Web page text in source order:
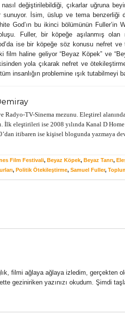
değiştirilebildiği, çıkarlar uğruna
sunuyor. İsim, üslup ve tema benzerliği
God’ın bu ikinci bölümünün Fuller’in
Fuller, bir köpeğe aşılanmış
ise bir köpeğe söz konusu nefret ve
film haline geliyor “Beyaz Köpek” ve
yola çıkarak nefret ve
insanlığın problemine ışık tutabilmeyi
Radyo-TV-Sinema mezunu. Eleştirel
İlk eleştirileri ise 2008 yılında Kanal D
itibaren ise kişisel blogunda yazmaya
Film Festivali, Beyaz Köpek, Beyaz Tanrı,
, Politik Ötekileştirme, Samuel Fuller,
filmi ağlaya ağlaya izledim, gerçekten
geziniriken yazınızı okudum. Şimdi